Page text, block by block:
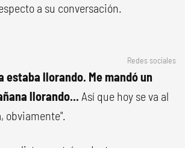
a su conversación.
Redes sociales
estaba llorando. Me mandó un
llorando... Así que hoy se va al
obviamente".